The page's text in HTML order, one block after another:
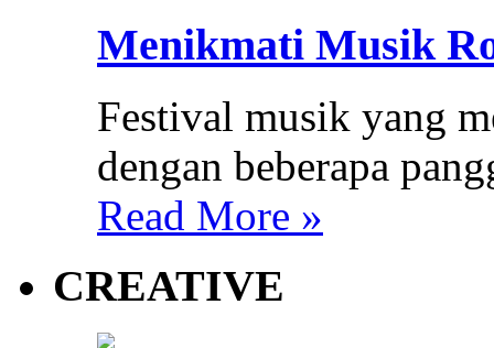
Menikmati Musik
Festival musik yang
dengan beberapa
Read More »
CREATIVE